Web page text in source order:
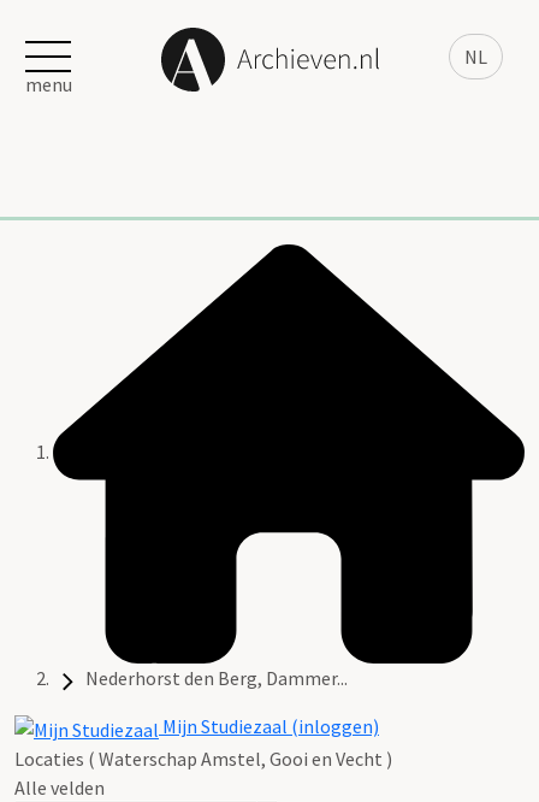
NL
menu
Nederhorst den Berg, Dammer...
Mijn Studiezaal (inloggen)
Locaties ( Waterschap Amstel, Gooi en Vecht )
Alle velden